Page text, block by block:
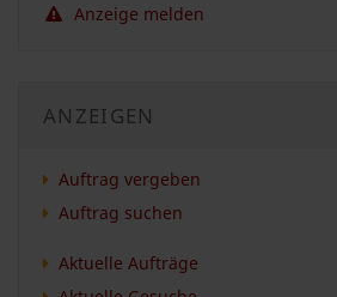
Anzeige melden
ANZEIGEN
Auftrag vergeben
Auftrag suchen
Aktuelle Aufträge